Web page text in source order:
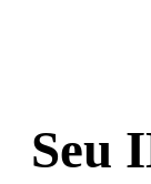
Seu